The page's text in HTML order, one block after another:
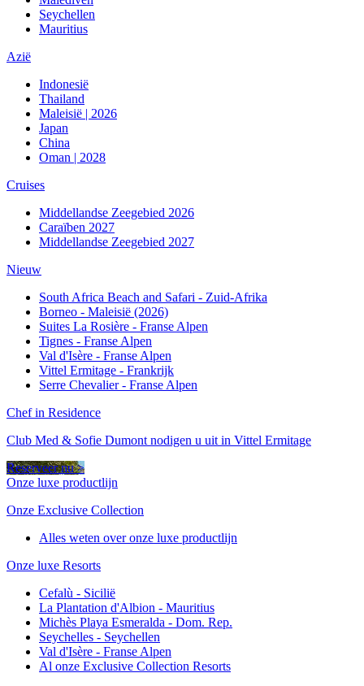
Seychellen
Mauritius
Azië
Indonesië
Thailand
Maleisië | 2026
Japan
China
Oman | 2028
Cruises
Middellandse Zeegebied 2026
Caraïben 2027
Middellandse Zeegebied 2027
Nieuw
South Africa Beach and Safari - Zuid-Afrika
Borneo - Maleisië (2026)
Suites La Rosière - Franse Alpen
Tignes - Franse Alpen
Val d'Isère - Franse Alpen
Vittel Ermitage - Frankrijk
Serre Chevalier - Franse Alpen
Chef in Residence
Club Med & Sofie Dumont nodigen u uit in Vittel Ermitage
Reserveer nu >
Onze luxe productlijn
Onze Exclusive Collection
Alles weten over onze luxe productlijn
Onze luxe Resorts
Cefalù - Sicilië
La Plantation d'Albion - Mauritius
Michès Playa Esmeralda - Dom. Rep.
Seychelles - Seychellen
Val d'Isère - Franse Alpen
Al onze Exclusive Collection Resorts